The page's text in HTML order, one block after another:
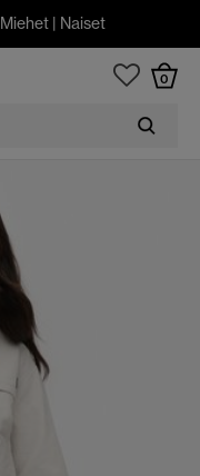
Miehet | Naiset
0